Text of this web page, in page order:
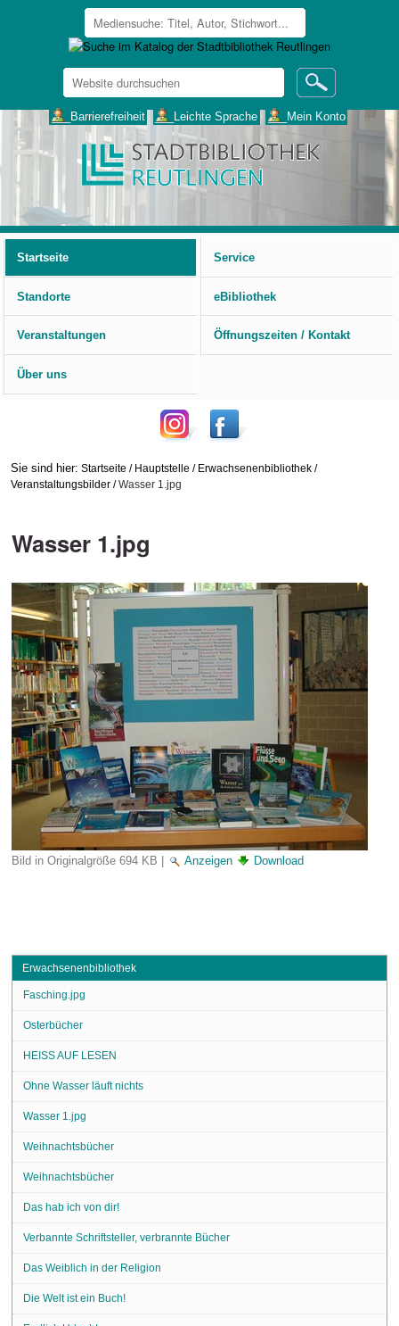
Website
durchsuchen
___Barrierefreiheit ___Leichte Sprache ___Mein Konto
Startseite
Service
Standorte eBibliothek
Veranstaltungen Öffnungszeiten / Kontakt
Über uns
Sie sind hier: Startseite / Hauptstelle / Erwachsenenbibliothek /
Veranstaltungsbilder /Wasser 1.jpg
Wasser 1.jpg
Bild in Originalgröße 694 KB | Anzeigen Download
Erwachsenenbibliothek
Fasching.jpg
Osterbücher
HEISS AUF LESEN
Ohne Wasser läuft nichts
Wasser 1.jpg
Weihnachtsbücher
Weihnachtsbücher
Das hab ich von dir!
Verbannte Schriftsteller, verbrannte Bücher
Das Weiblich in der Religion
Die Welt ist ein Buch!